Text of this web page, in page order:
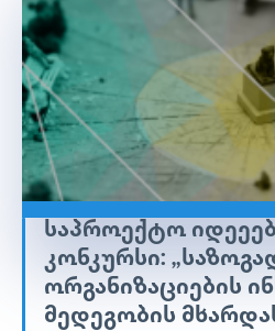
ᲡᲐᲞᲠᲝᲔᲥᲢᲝ
ᲙᲝᲜᲙᲣᲠᲡᲘ:
ᲝᲠᲒᲐᲜᲘᲖᲐᲪᲘᲔᲑᲘᲡ
ᲛᲔᲓᲔᲒᲝᲑᲘᲡ